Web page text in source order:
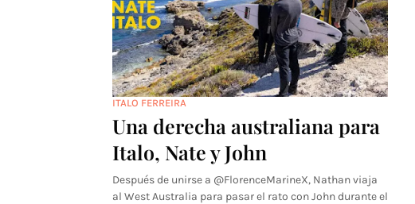
ITALO FERREIRA
Una derecha australiana para
Italo, Nate y John
Después de unirse a @FlorenceMarineX, Nathan viaja
al West Australia para pasar el rato con John durante el